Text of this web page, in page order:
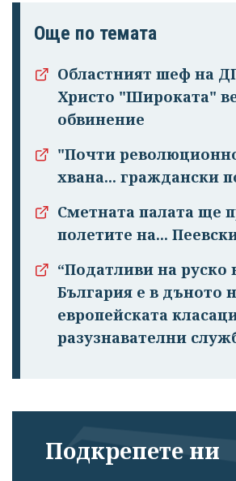
Още по темата
Областният шеф на
Христо "Широката"
обвинение
"Почти
хвана... граждански
Сметната палата ще
полетите на...
“Податливи на руско
България е в дъното
европейската
разузнавателни
Подкрепете ни